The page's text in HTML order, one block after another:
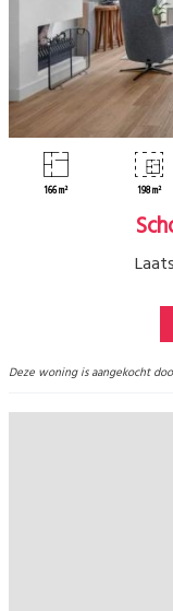
166 m² 198 m²
Deze woning is aangekocht